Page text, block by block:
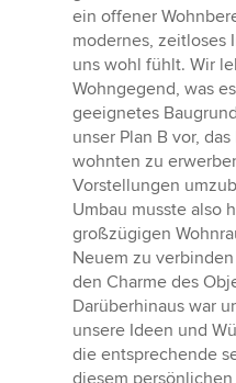
ein offener
modernes, zeitloses
uns wohl fühlt. Wir
Wohngegend, was
geeignetes
unser Plan B vor,
wohnten zu
Vorstellungen
Umbau musste also
großzügigen
Neuem zu
den Charme des
Darüberhinaus war
unsere Ideen und
die entsprechende
diesem